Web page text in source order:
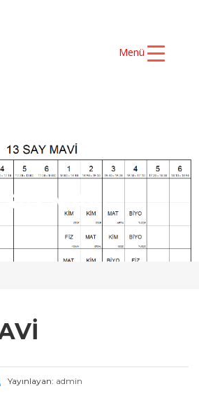
Menü
SAY MAVİ
Yayınlayan: admin